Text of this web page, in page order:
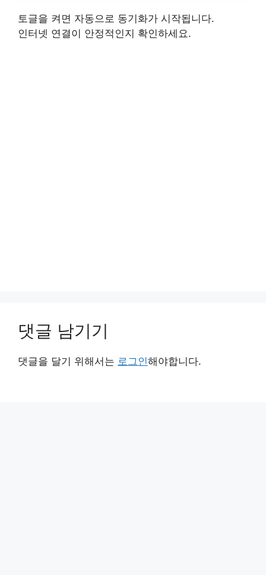
토글을 켜면 자동으로 동기화가 시작됩니다.
인터넷 연결이 안정적인지 확인하세요.
댓글 남기기
댓글을 달기 위해서는 로그인해야합니다.